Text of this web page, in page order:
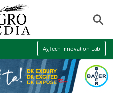
⚲
AgTech Innovation Lab